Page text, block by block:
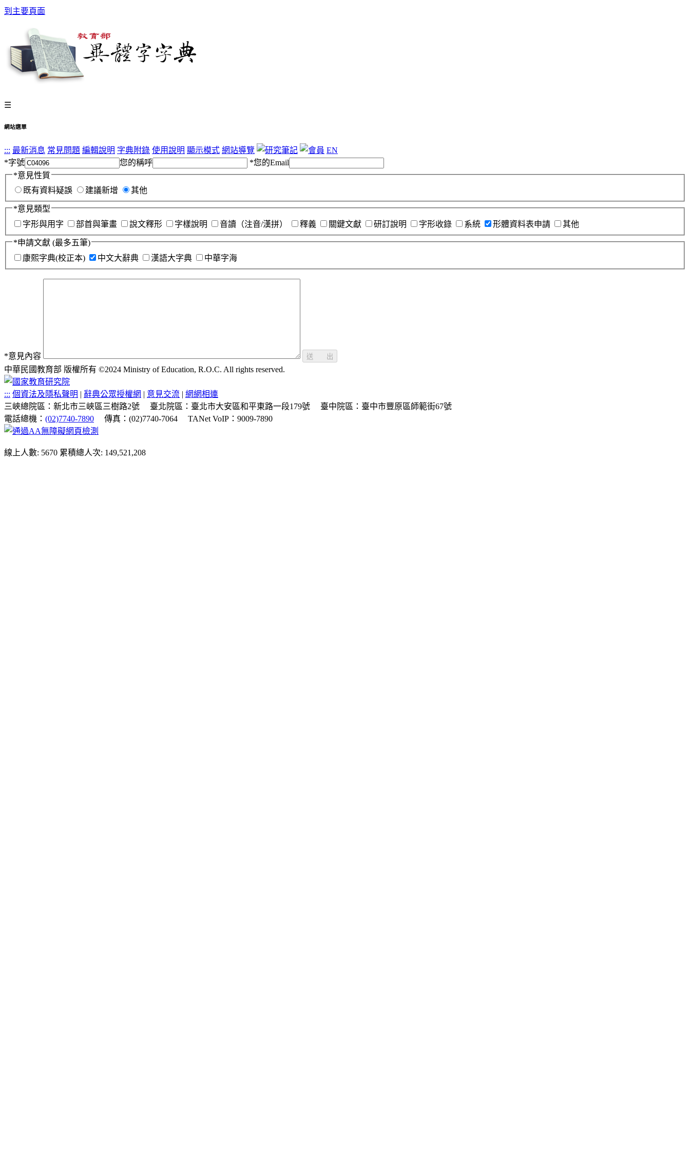
到主要頁面
☰
網站選單
::: 最新消息 常見問題 編輯說明 字典附錄 使用說明 顯示模式 網站導覽
EN
*字號 您的稱呼 *您的Email
*意見性質
既有資料疑誤
建議新增 其他
*意見類型
字形與用字
部首與筆畫 說文釋形 字樣說明 音讀（注音/漢拼） 釋義 關鍵文獻 研訂說明 字形收錄 系統 形體資料表申請 其他
*申請文獻 (最多五筆)
康熙字典(校正本)
中文大辭典 漢語大字典 中華字海
*意見內容 送 出
中華民國教育部 版權所有 ©2024 Ministry of Education, R.O.C. All rights reserved.
::: 個資法及隱私聲明 | 辭典公眾授權網 | 意見交流 | 網網相連
三峽總院區：新北市三峽區三樹路2號
臺北院區：臺北市大安區和平東路一段179號
臺中院區：臺中市豐原區師範街67號
電話總機： (02)7740-7890 傳真：(02)7740-7064 TANet VoIP：9009-7890
線上人數: 5670 累積總人次: 149,521,208